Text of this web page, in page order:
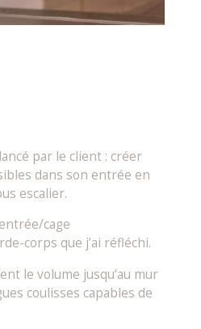
par le client : créer
dans son entrée en
escalier.
cage
corps que j’ai réfléchi.
le volume jusqu‘au mur
coulisses capables de